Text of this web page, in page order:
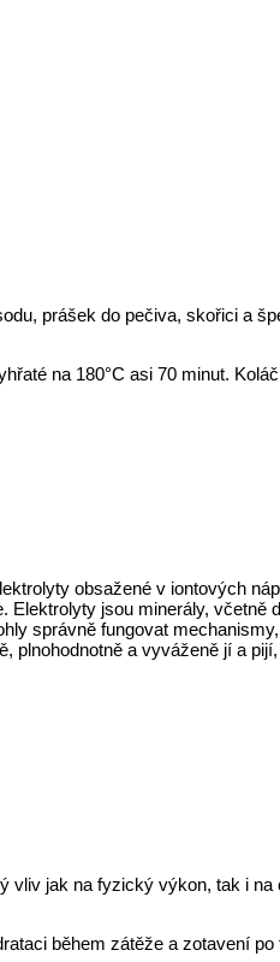
prášek do pečiva, skořici a
na 180°C asi 70 minut.
obsažené v iontových
jsou minerály,
správně fungovat
a vyváženě jí a
vliv jak na fyzický výkon, tak i
během zátěže a zotavení